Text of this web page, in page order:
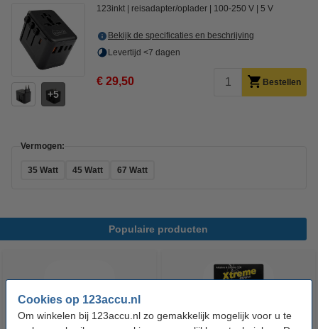
Cookies op 123accu.nl
Om winkelen bij 123accu.nl zo gemakkelijk mogelijk voor u te
5
123inkt reisadapter/oplader 100-250 V 5 V
Bekijk de specificaties en beschrijving
Levertijd <7 dagen
€ 29,50 Bestellen
Vermogen:
35 Watt 45 Watt 67 Watt
Populaire producten